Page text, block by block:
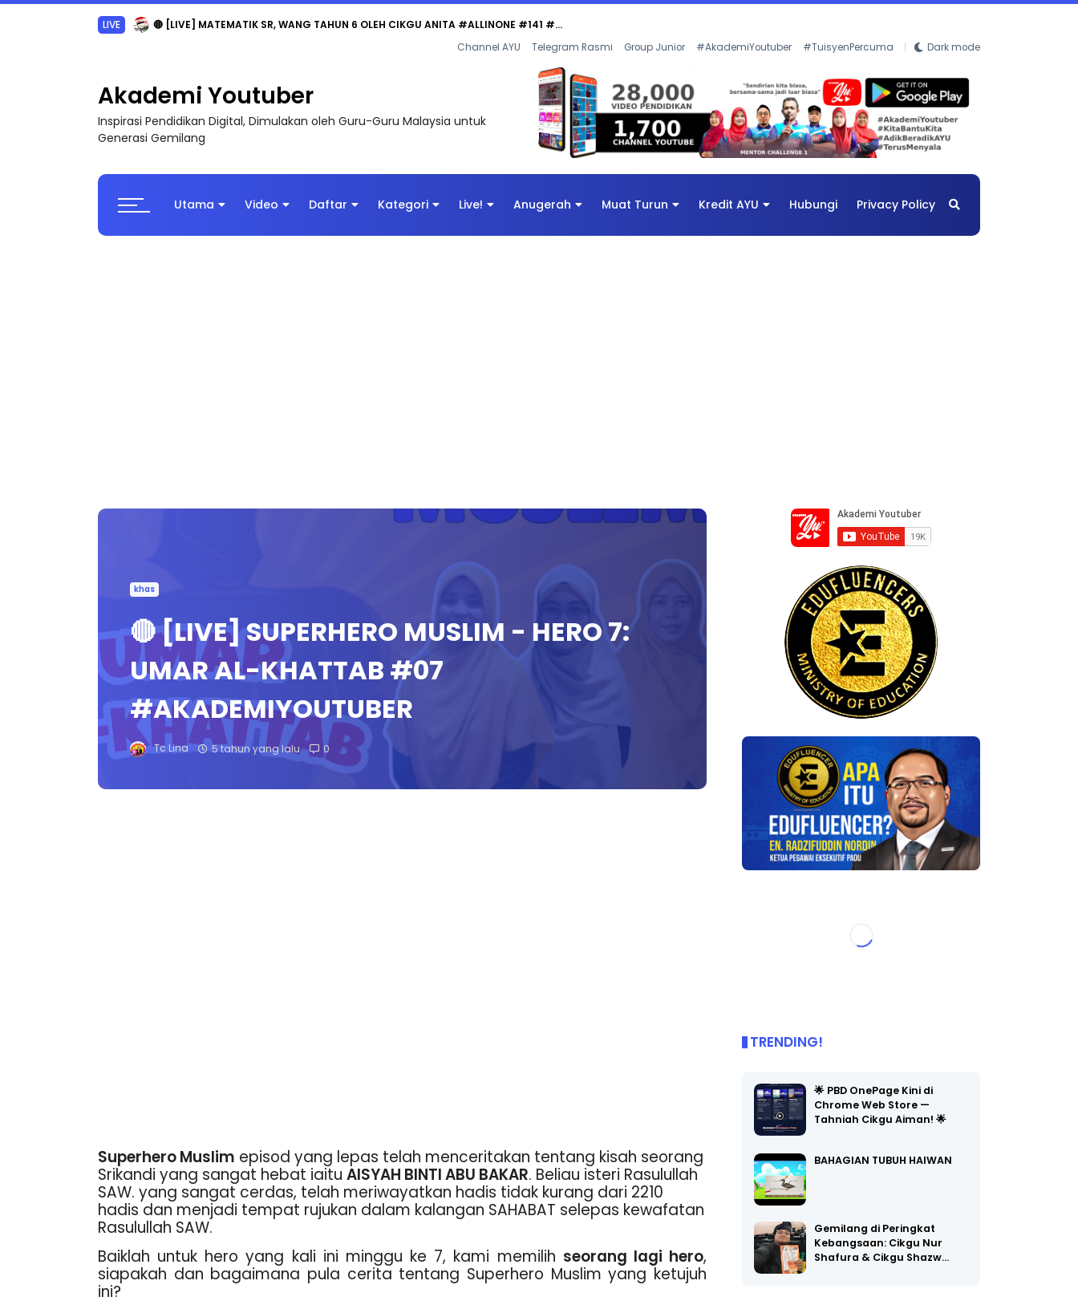
LIVE 🔴 [LIVE] MATEMATIK SR, WANG TAHUN 6 OLEH CIKGU ANITA #ALLINONE #141 #...
Channel AYU Telegram Rasmi Group Junior #AkademiYoutuber #TuisyenPercuma Dark mode
Akademi Youtuber
Inspirasi Pendidikan Digital, Dimulakan oleh Guru-Guru Malaysia untuk
Generasi Gemilang
Utama Video Daftar Kategori Live! Anugerah Muat Turun Kredit AYU Hubungi Privacy Policy
khas
🔴 [LIVE] SUPERHERO MUSLIM - HERO 7:
UMAR AL-KHATTAB #07
#AKADEMIYOUTUBER
Tc Lina 5 tahun yang lalu 0
Superhero Muslim episod yang lepas telah menceritakan tentang kisah seorang
Srikandi yang sangat hebat iaitu AISYAH BINTI ABU BAKAR. Beliau isteri Rasulullah
SAW. yang sangat cerdas, telah meriwayatkan hadis tidak kurang dari 2210
hadis dan menjadi tempat rujukan dalam kalangan SAHABAT selepas kewafatan
Rasulullah SAW.
Baiklah untuk hero yang kali ini minggu ke 7, kami memilih seorang lagi hero,
siapakah dan bagaimana pula cerita tentang Superhero Muslim yang ketujuh
ini?
TRENDING!
🌟 PBD OnePage Kini di
Chrome Web Store —
Tahniah Cikgu Aiman! 🌟
BAHAGIAN TUBUH HAIWAN
Gemilang di Peringkat
Kebangsaan: Cikgu Nur
Shafura & Cikgu Shazw…